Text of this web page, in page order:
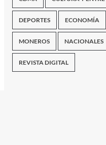
DEPORTES ECONOMÍA
MONEROS NACIONALES
REVISTA DIGITAL